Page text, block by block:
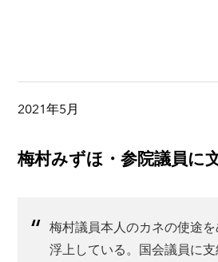
2021年5月
梅村みずほ・参院議員に
梅村議員本人のカネの使途
浮上している。国会議員に